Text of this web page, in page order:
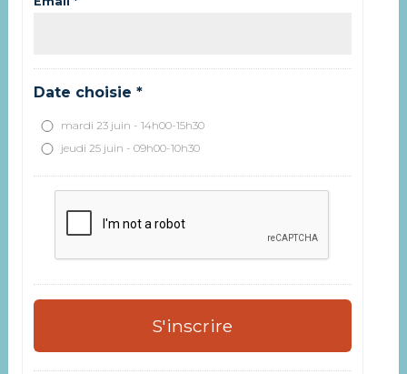
Date choisie *
mardi 23 juin - 14h00-15h30
jeudi 25 juin - 09h00-10h30